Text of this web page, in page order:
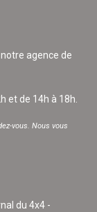
agence de
et de 14h à 18h.
vous. Nous vous
du 4x4 -